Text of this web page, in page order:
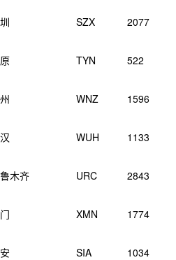
SZX 2077
TYN 522
WNZ 1596
WUH 1133
木齐 URC 2843
XMN 1774
SIA 1034